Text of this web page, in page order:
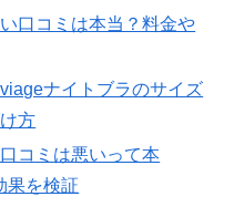
口コミは本当？料金や
ナイトブラのサイズ
方
コミは悪いって本
果を検証